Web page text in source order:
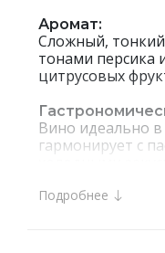
Аромат:
Сложный,
тонами персика
цитрусовых
Вино идеально в
гармонирует с
копченой рыбой
Подробнее